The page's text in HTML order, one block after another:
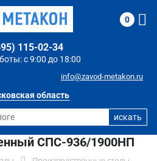
область
с 9:00 до 18:00
115-02-34
info@zavod-metakon.ru
0
СПС-936/1900НП